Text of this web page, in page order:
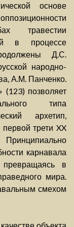
основе
травестии
в процессе
Д.С.
народно-
А.М. Панченко.
позволяет
типа
архетип,
трети XX
карнавала
в
мира.
смехом